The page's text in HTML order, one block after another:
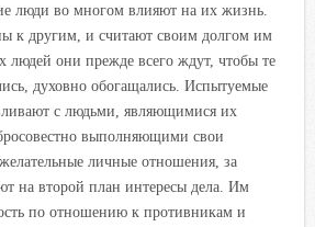
е люди во многом влияют на их жизнь.
к другим, и считают своим долгом им
людей они прежде всего ждут, чтобы те
духовно обогащались. Испытуемые
с людьми, являющимися их
выполняющими свои
личные отношения, за
на второй план интересы дела. Им
по отношению к противникам и